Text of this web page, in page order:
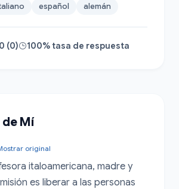
español alemán
(0) 100% tasa de respuesta
Mí
original
italoamericana, madre y
es liberar a las personas